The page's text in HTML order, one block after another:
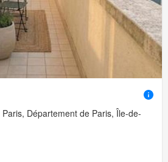
Département de Paris, Île-de-